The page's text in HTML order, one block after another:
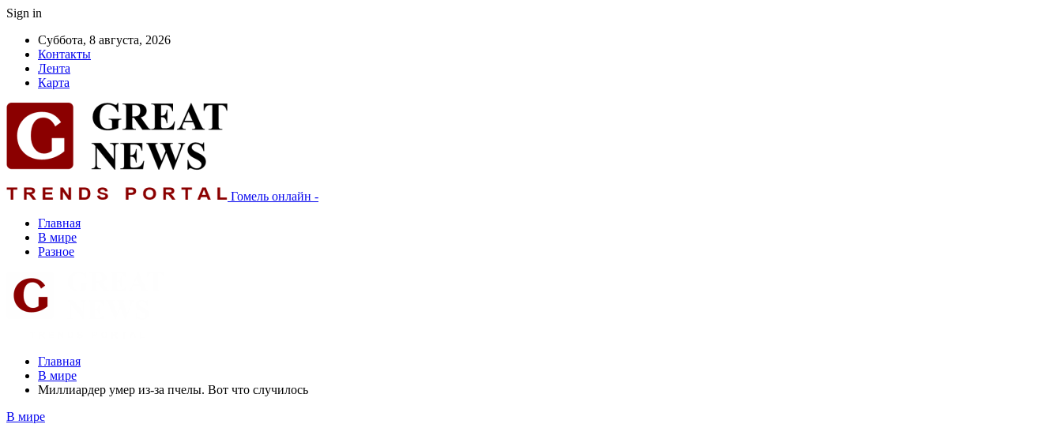
Sign in
Суббота, 8 августа, 2026
Контакты
Лента
Карта
Гомель онлайн -
Главная
В мире
Разное
Главная
В мире
Миллиардер умер из-за пчелы. Вот что случилось
В мире